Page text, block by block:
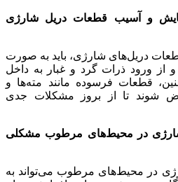
و آسیب قطعات دریل شارژی
دریل‌های شارژی، باید به صورت
از ورود ذرات گرد و غبار به داخل
قطعات فرسوده مانند مته‌ها و
شوند تا از بروز مشکلات جدی
شارژی در محیط‌های مرطوب مشکلی
در محیط‌های مرطوب می‌تواند به